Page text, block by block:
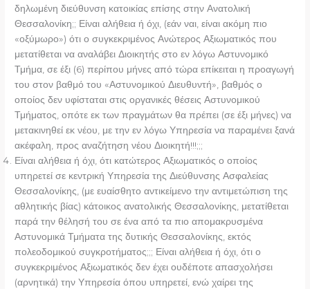
δηλωμένη διεύθυνση κατοικίας επίσης στην Ανατολική
Θεσσαλονίκη;; Είναι αλήθεια ή όχι, (εάν ναι, είναι ακόμη πιο
«οξύμωρο») ότι ο συγκεκριμένος Ανώτερος Αξιωματικός που
μετατίθεται να αναλάβει Διοικητής στο εν λόγω Αστυνομικό
Τμήμα, σε έξι (6) περίπου μήνες από τώρα επίκειται η προαγωγή
του στον βαθμό του «Αστυνομικού Διευθυντή», βαθμός ο
οποίος δεν υφίσταται στις οργανικές θέσεις Αστυνομικού
Τμήματος, οπότε εκ των πραγμάτων θα πρέπει (σε έξι μήνες) να
μετακινηθεί εκ νέου, με την εν λόγω Υπηρεσία να παραμένει ξανά
ακέφαλη, προς αναζήτηση νέου Διοικητή!!!;;;
Είναι αλήθεια ή όχι, ότι κατώτερος Αξιωματικός ο οποίος
υπηρετεί σε κεντρική Υπηρεσία της Διεύθυνσης Ασφαλείας
Θεσσαλονίκης, (με ευαίσθητο αντικείμενο την αντιμετώπιση της
αθλητικής βίας) κάτοικος ανατολικής Θεσσαλονίκης, μετατίθεται
παρά την θέλησή του σε ένα από τα πιο απομακρυσμένα
Αστυνομικά Τμήματα της δυτικής Θεσσαλονίκης, εκτός
πολεοδομικού συγκροτήματος;;; Είναι αλήθεια ή όχι, ότι ο
συγκεκριμένος Αξιωματικός δεν έχει ουδέποτε απασχολήσει
(αρνητικά) την Υπηρεσία όπου υπηρετεί, ενώ χαίρει της